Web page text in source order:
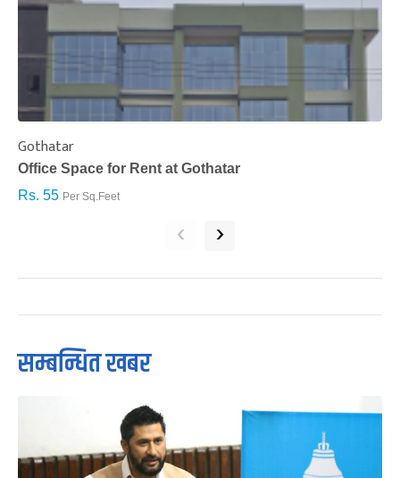
Gothatar
Office Space for Rent at Gothatar
Rs. 55 Per Sq.Feet
‹ ›
सम्बन्धित खबर